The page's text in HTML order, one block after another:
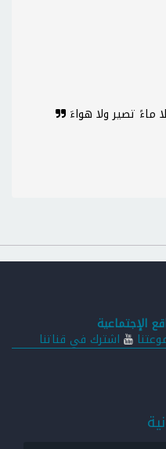
ماءً تصير ولا هواءَ
الإجتماعية
اشترك في قناتنا